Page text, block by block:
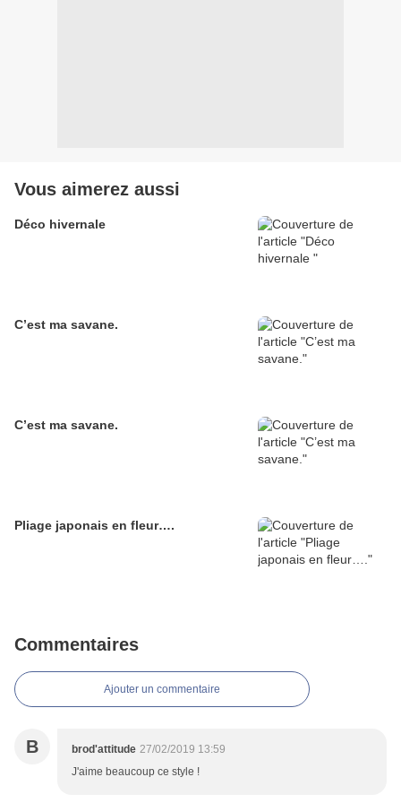
Vous aimerez aussi
Déco hivernale
C’est ma savane.
C’est ma savane.
Pliage japonais en fleur….
Commentaires
Ajouter un commentaire
B brod'attitude 27/02/2019 13:59
J'aime beaucoup ce style !